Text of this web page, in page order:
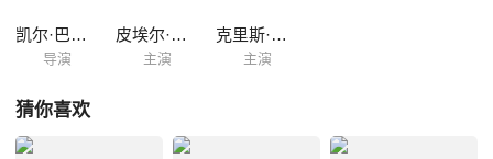
凯尔·巴尔达
导演
皮埃尔·柯芬
主演
克里斯·雷纳德
主演
猜你喜欢